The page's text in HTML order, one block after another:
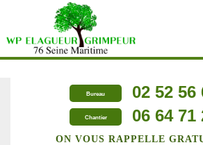
Bureau 02 52 56
Chantier 06 64 71
ON VOUS RAPPELLE